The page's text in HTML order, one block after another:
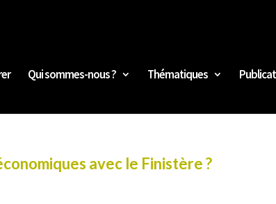
Qui sommes-nous ? Thématiques
avec le Finistère ?